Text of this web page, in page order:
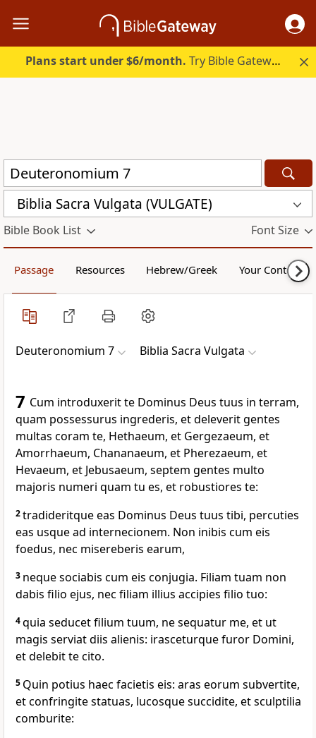
Plans start under $6/month. Try Bible Gateway Plus.
Biblia Sacra Vulgata (VULGATE)
Bible Book List Font Size
Passage Resources Hebrew/Greek Your Content
Deuteronomium 7 Biblia Sacra Vulgata
7 Cum introduxerit te Dominus Deus tuus in terram,
quam possessurus ingrederis, et deleverit gentes
multas coram te, Hethaeum, et Gergezaeum, et
Amorrhaeum, Chananaeum, et Pherezaeum, et
Hevaeum, et Jebusaeum, septem gentes multo
majoris numeri quam tu es, et robustiores te:
2tradideritque eas Dominus Deus tuus tibi, percuties
eas usque ad internecionem. Non inibis cum eis
foedus, nec misereberis earum,
3 neque sociabis cum eis conjugia. Filiam tuam non
dabis filio ejus, nec filiam illius accipies filio tuo:
4quia seducet filium tuum, ne sequatur me, et ut
magis serviat diis alienis: irasceturque furor Domini,
et delebit te cito.
5 Quin potius haec facietis eis: aras eorum subvertite,
et confringite statuas, lucosque succidite, et sculptilia
comburite: